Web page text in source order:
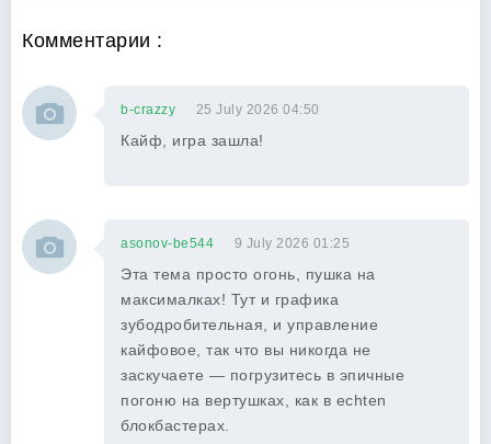
Комментарии :
b-crazzy 25 July 2026 04:50
Кайф, игра зашла!
asonov-be544 9 July 2026 01:25
Эта тема просто огонь, пушка на
максималках! Тут и графика
зубодробительная, и управление
кайфовое, так что вы никогда не
заскучаете — погрузитесь в эпичные
погоню на вертушках, как в echten
блокбастерах.